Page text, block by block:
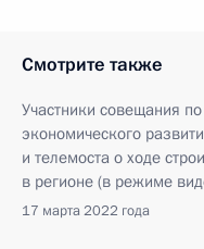
Смотрите также
Участники совещания
экономического
и телемоста о ходе
в регионе (в режиме
17 марта 2022 года